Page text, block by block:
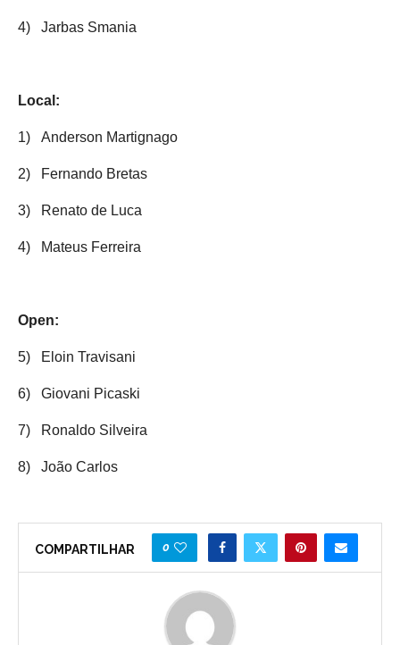
4) Jarbas Smania
Local:
1) Anderson Martignago
2) Fernando Bretas
3) Renato de Luca
4) Mateus Ferreira
Open:
5) Eloin Travisani
6) Giovani Picaski
7) Ronaldo Silveira
8) João Carlos
COMPARTILHAR 0